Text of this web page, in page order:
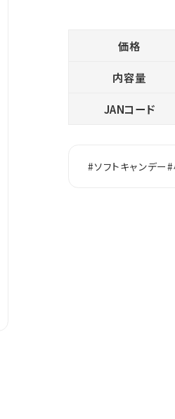
価格
内容量
JANコード
#ソフトキャンデー#